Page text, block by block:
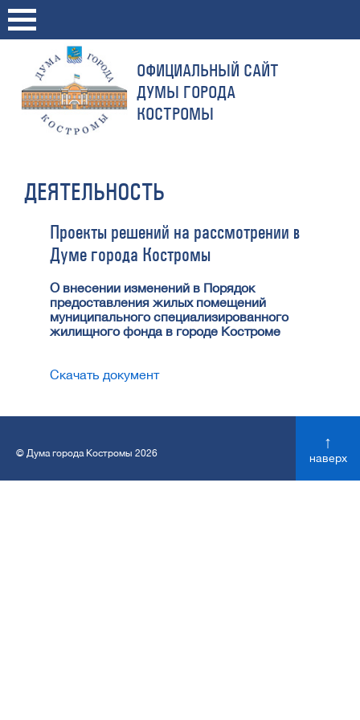
ОФИЦИАЛЬНЫЙ САЙТ
ДУМЫ ГОРОДА
КОСТРОМЫ
ДЕЯТЕЛЬНОСТЬ
Проекты решений на рассмотрении в
Думе города Костромы
О внесении изменений в Порядок
предоставления жилых помещений
муниципального специализированного
жилищного фонда в городе Костроме
Скачать документ
© Дума города Костромы 2026
↑
наверх